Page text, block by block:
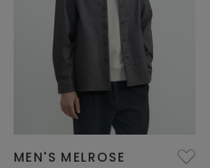
MEN'S MELROSE